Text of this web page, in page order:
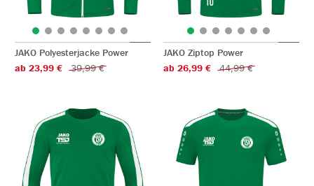
JAKO Polyesterjacke Power
ab 23,99 €
39,99 €
JAKO Ziptop Power
ab 26,99 €
44,99 €